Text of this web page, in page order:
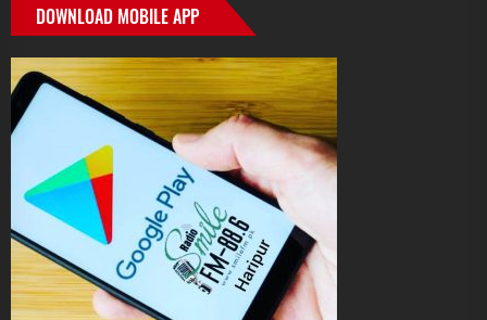
DOWNLOAD MOBILE APP